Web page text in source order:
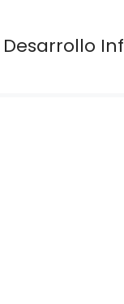
Desarrollo